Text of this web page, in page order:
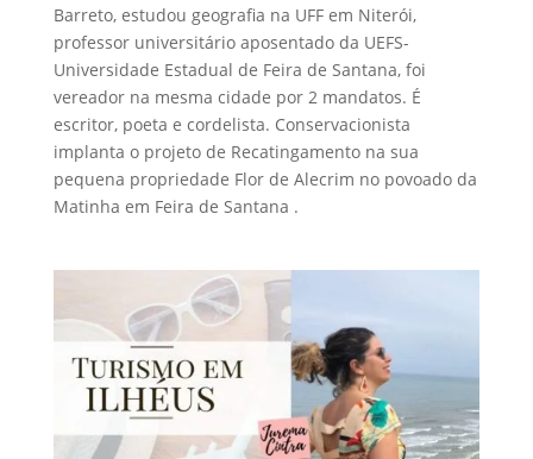
Barreto, estudou geografia na UFF em Niterói,
professor universitário aposentado da UEFS-
Universidade Estadual de Feira de Santana, foi
vereador na mesma cidade por 2 mandatos. É
escritor, poeta e cordelista. Conservacionista
implanta o projeto de Recatingamento na sua
pequena propriedade Flor de Alecrim no povoado da
Matinha em Feira de Santana .